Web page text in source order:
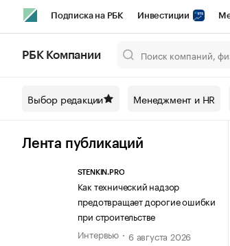
Подписка на РБК Инвестиции
Спецпроекты СПб Конференции СПб
Технологии и медиа
РБК Компании
Выбор редакции Менеджмент и HR
Лента публикаций
STENKIN.PRO
Как технический надзор
предотвращает дорогие ошибки
при строительстве
Интервью
6 августа 2026